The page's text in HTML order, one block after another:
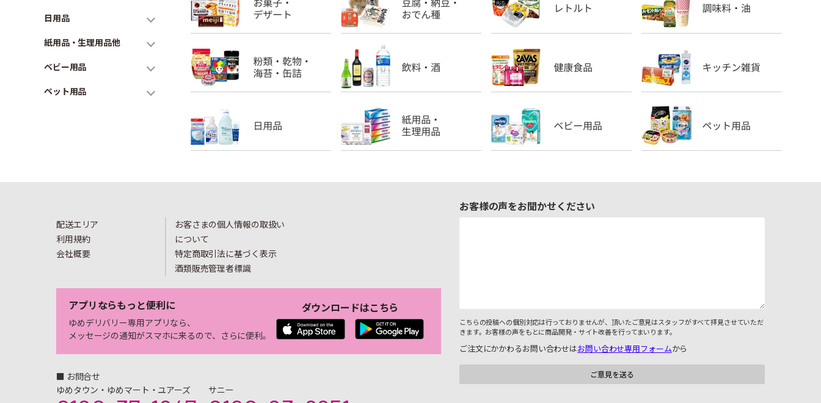
日用品
紙用品・生理用品他
ベビー用品
ペット用品
配送エリア
利用規約
会社概要
お客さまの個人情報の取扱い
について
特定商取引法に基づく表示
酒類販売管理者標識
アプリならもっと便利に
ゆめデリバリー専用アプリなら、
メッセージの通知がスマホに来るので、さらに便利。
ダウンロードはこちら
■ お問合せ
ゆめタウン・ゆめマート・ユアーズ
サニー
お客様の声をお聞かせください
こちらの投稿への個別対応は行っておりませんが、頂いたご意見はスタッフがすべて拝見させていただ
きます。お客様の声をもとに商品開発・サイト改善を行ってまいります。
ご注文にかかわるお問い合わせはお問い合わせ専用フォームから